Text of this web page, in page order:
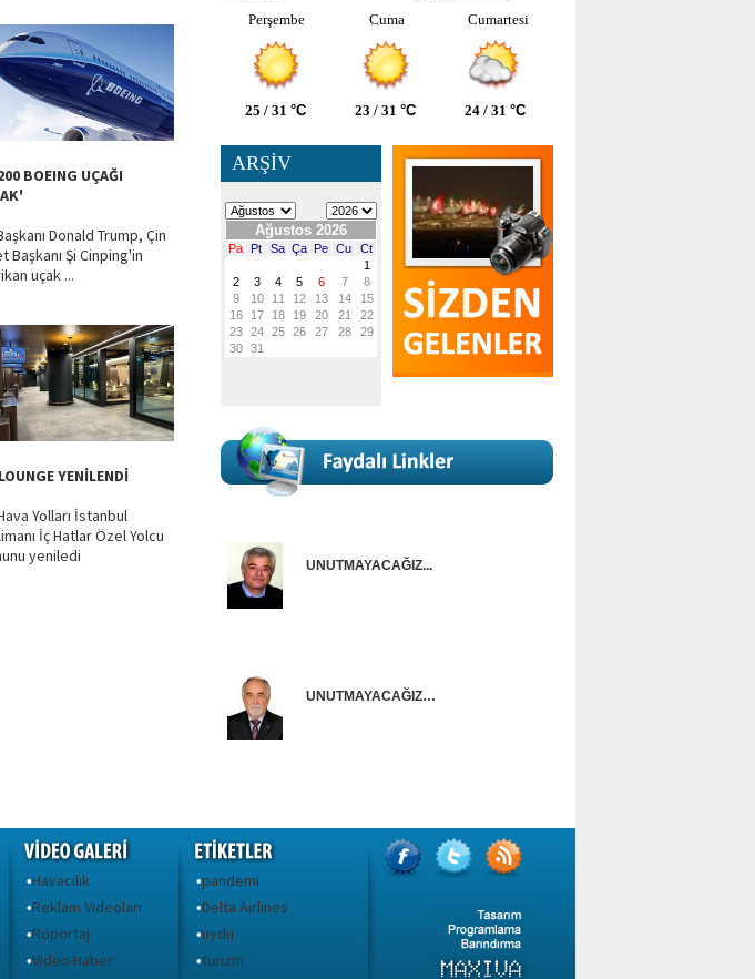
BOEING UÇAĞI
Donald Trump, Çin
Başkanı Şi Cinping'in
uçak ...
YENİLENDİ
Yolları İstanbul
İç Hatlar Özel Yolcu
yeniledi
Perşembe
Cuma Cumartesi
25 / 31 °C 23 / 31 °C 24 / 31 °C
ARŞİV
UNUTMAYACAĞIZ...
UNUTMAYACAĞIZ…
•Havacılık
•Reklam Videoları
•Röportaj
•Video Haber
•pandemi
•Delta Airlines
•uydu
•turizm